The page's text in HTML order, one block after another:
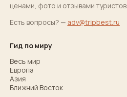
ценами, фото и отзывами туристов.
Есть вопросы? — adv@tripbest.ru
Гид по миру
Весь мир
Европа
Азия
Ближний Восток